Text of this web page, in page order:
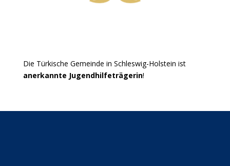
Die Türkische Gemeinde in Schleswig-Holstein ist
anerkannte Jugendhilfeträgerin!